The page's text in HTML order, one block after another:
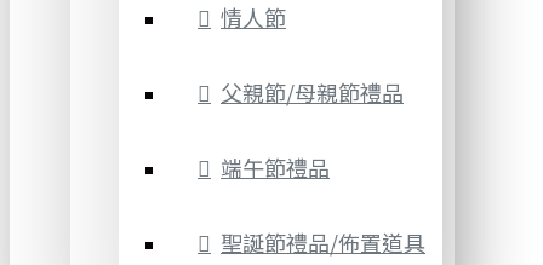
情人節
父親節/母親節禮品
端午節禮品
聖誕節禮品/佈置道具